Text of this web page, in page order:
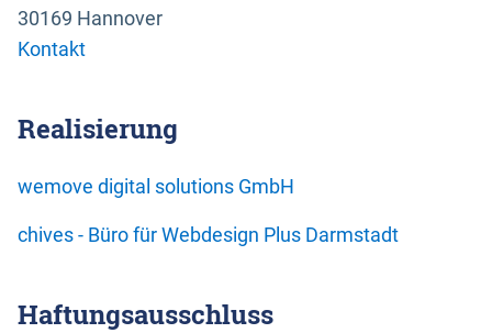
30169 Hannover
Kontakt
Realisierung
wemove digital solutions GmbH
chives - Büro für Webdesign Plus Darmstadt
Haftungsausschluss